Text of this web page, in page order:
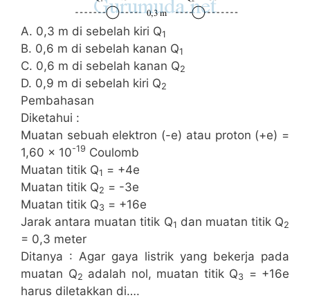
A. 0,3 m di sebelah kiri Q1
B. 0,6 m di sebelah kanan Q1
C. 0,6 m di sebelah kanan Q2
D. 0,9 m di sebelah kiri Q2
Pembahasan
Diketahui :
Muatan sebuah elektron (-e) atau proton (+e) =
1,60 x 10-19 Coulomb
Muatan titik Q1 = +4e
Muatan titik Q2 = -3e
Muatan titik Q3 = +16e
Jarak antara muatan titik Q1 dan muatan titik Q2
= 0,3 meter
Ditanya : Agar gaya listrik yang bekerja pada
muatan Q2 adalah nol, muatan titik Q3 = +16e
harus diletakkan di….